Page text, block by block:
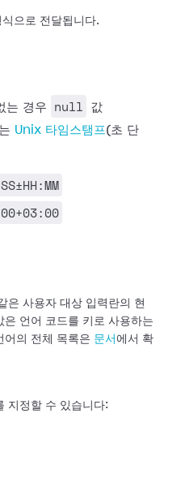
식으로 전달됩니다.
는 경우
null
값
Unix 타임스탬프(초 단
은 사용자 대상 입력란의 현
언어 코드를 키로 사용하는
어의 전체 목록은 문서 에서 확
지정할 수 있습니다: